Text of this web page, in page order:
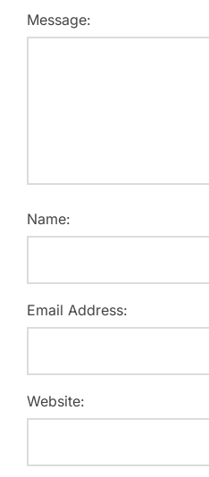
Message:
Name:
Email Address:
Website: